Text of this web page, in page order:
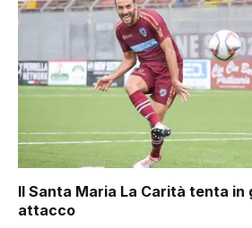
Il Santa Maria La Carità tenta in
attacco